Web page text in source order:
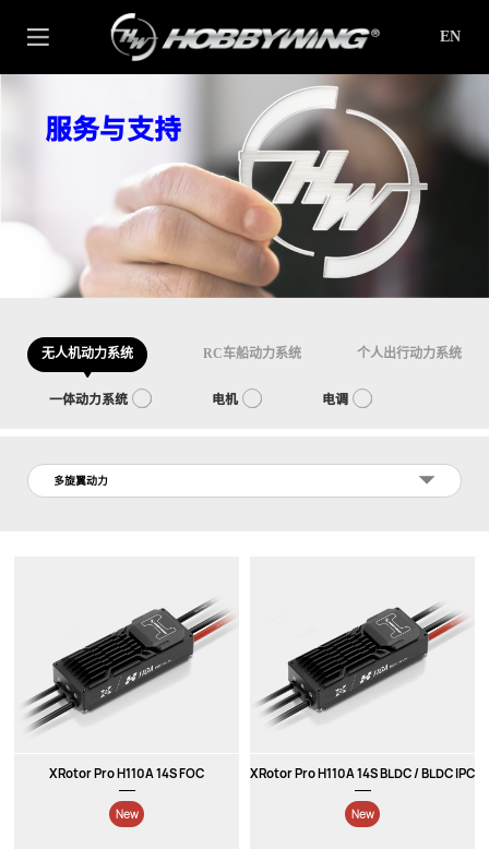
EN
服务与支持
无人机动力系统 RC车船动力系统 个人出行动力系统
一体动力系统 电机 电调
多旋翼动力
XRotor Pro H110A 14S FOC XRotor Pro H110A 14S BLDC / BLDC IPC